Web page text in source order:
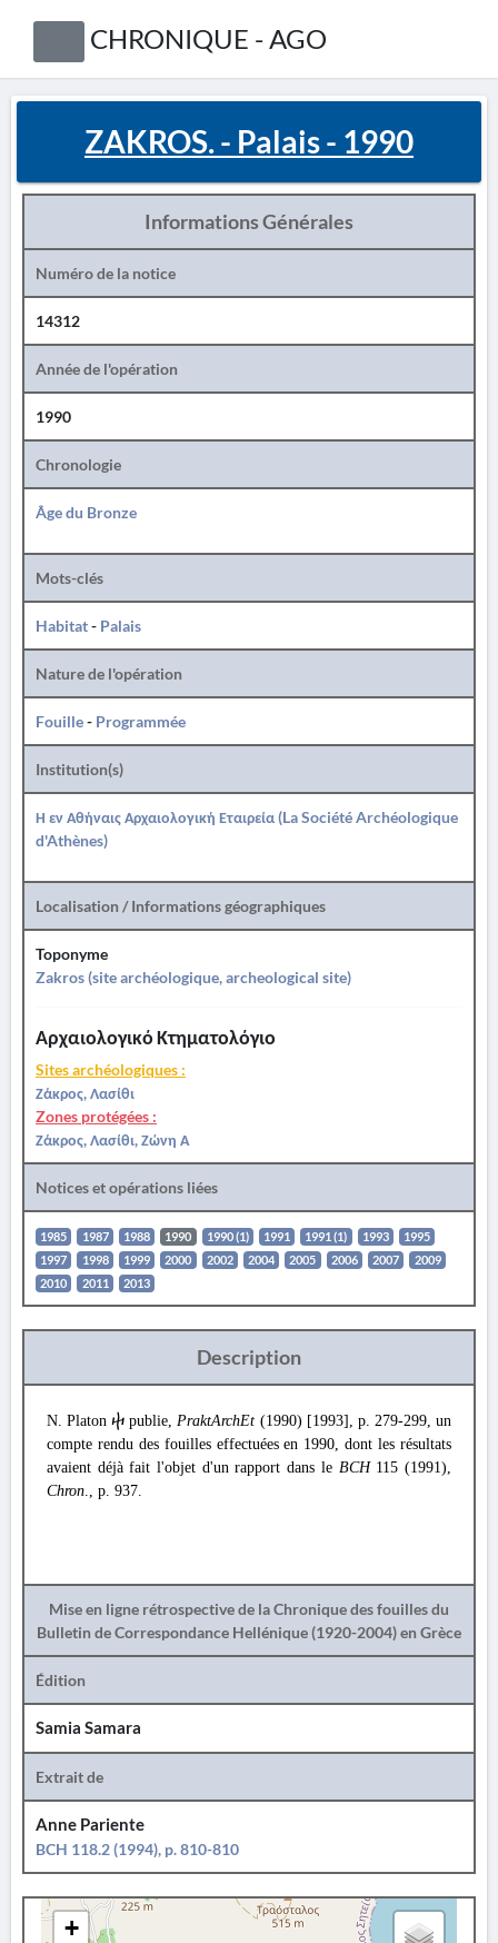
CHRONIQUE - AGO
ZAKROS. - Palais - 1990
Informations Générales
Numéro de la notice
14312
Année de l'opération
1990
Chronologie
Âge du Bronze
Mots-clés
Habitat- Palais
Nature de l'opération
Fouille- Programmée
Institution(s)
Η εν Αθήναις Αρχαιολογική Εταιρεία (La Société Archéologique
d'Athènes)
Localisation / Informations géographiques
Toponyme
Zakros (site archéologique, archeological site)
Αρχαιολογικό Κτηματολόγιο
Sites archéologiques :
Ζάκρος, Λασίθι
Zones protégées :
Ζάκρος, Λασίθι, Ζώνη Α
Notices et opérations liées
1985 1987 1988 1990 1990 (1) 1991 1991 (1) 1993
1995
1997
1998 1999 2000 2002 2004 2005 2006 2007
2009
2010
2011 2013
Description
N. Platonⴕ publie,PraktArchEt (1990) [1993], p. 279-299, un
compte rendu des fouilles effectuées en 1990, dont les résultats
avaient déjà fait l'objet d'un rapport dans le BCH115 (1991),
Chron., p. 937.
Mise en ligne rétrospective de la Chronique des fouilles du
Bulletin de Correspondance Hellénique (1920-2004) en Grèce
Édition
Samia Samara
Extrait de
Anne Pariente
BCH 118.2 (1994), p. 810-810
+